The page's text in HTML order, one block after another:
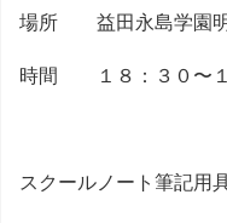
場所 益田永島学園明
時間 １８：３０〜１
スクールノート筆記用